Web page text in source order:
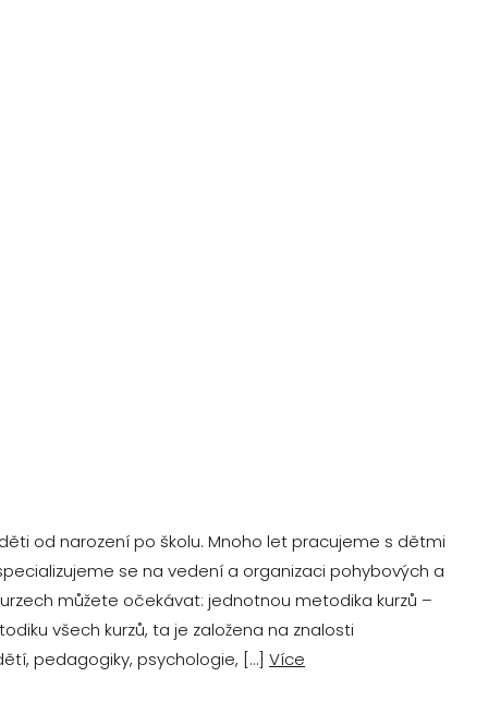
od narození po školu. Mnoho let pracujeme s dětmi
se na vedení a organizaci pohybových a
můžete očekávat: jednotnou metodika kurzů –
všech kurzů, ta je založena na znalosti
pedagogiky, psychologie, […] Více